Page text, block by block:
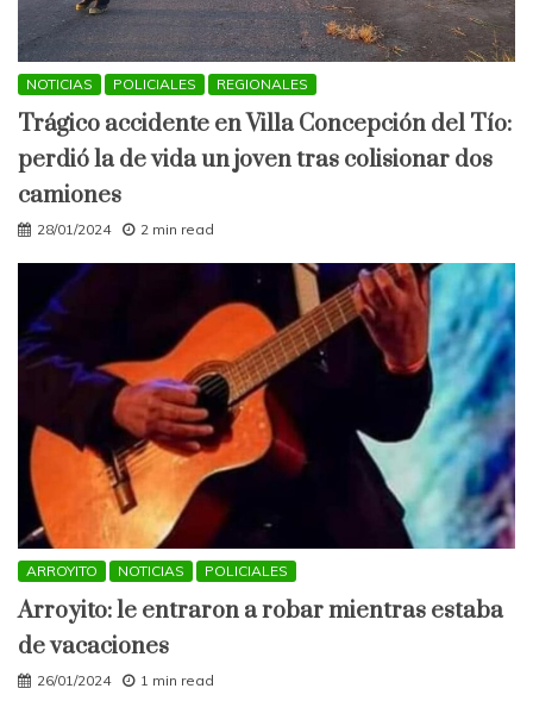
NOTICIAS POLICIALES REGIONALES
Trágico accidente en Villa Concepción del Tío:
perdió la de vida un joven tras colisionar dos
camiones
28/01/2024 2 min read
ARROYITO NOTICIAS POLICIALES
Arroyito: le entraron a robar mientras estaba
de vacaciones
26/01/2024 1 min read